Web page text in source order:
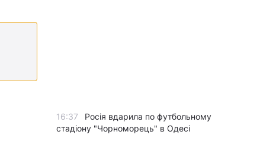
16:37
Росія вдарила по футбольному
стадіону "Чорноморець" в Одесі